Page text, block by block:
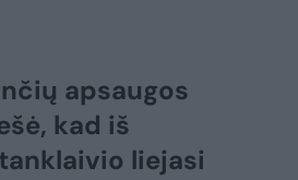
apsaugos
kad iš
liejasi